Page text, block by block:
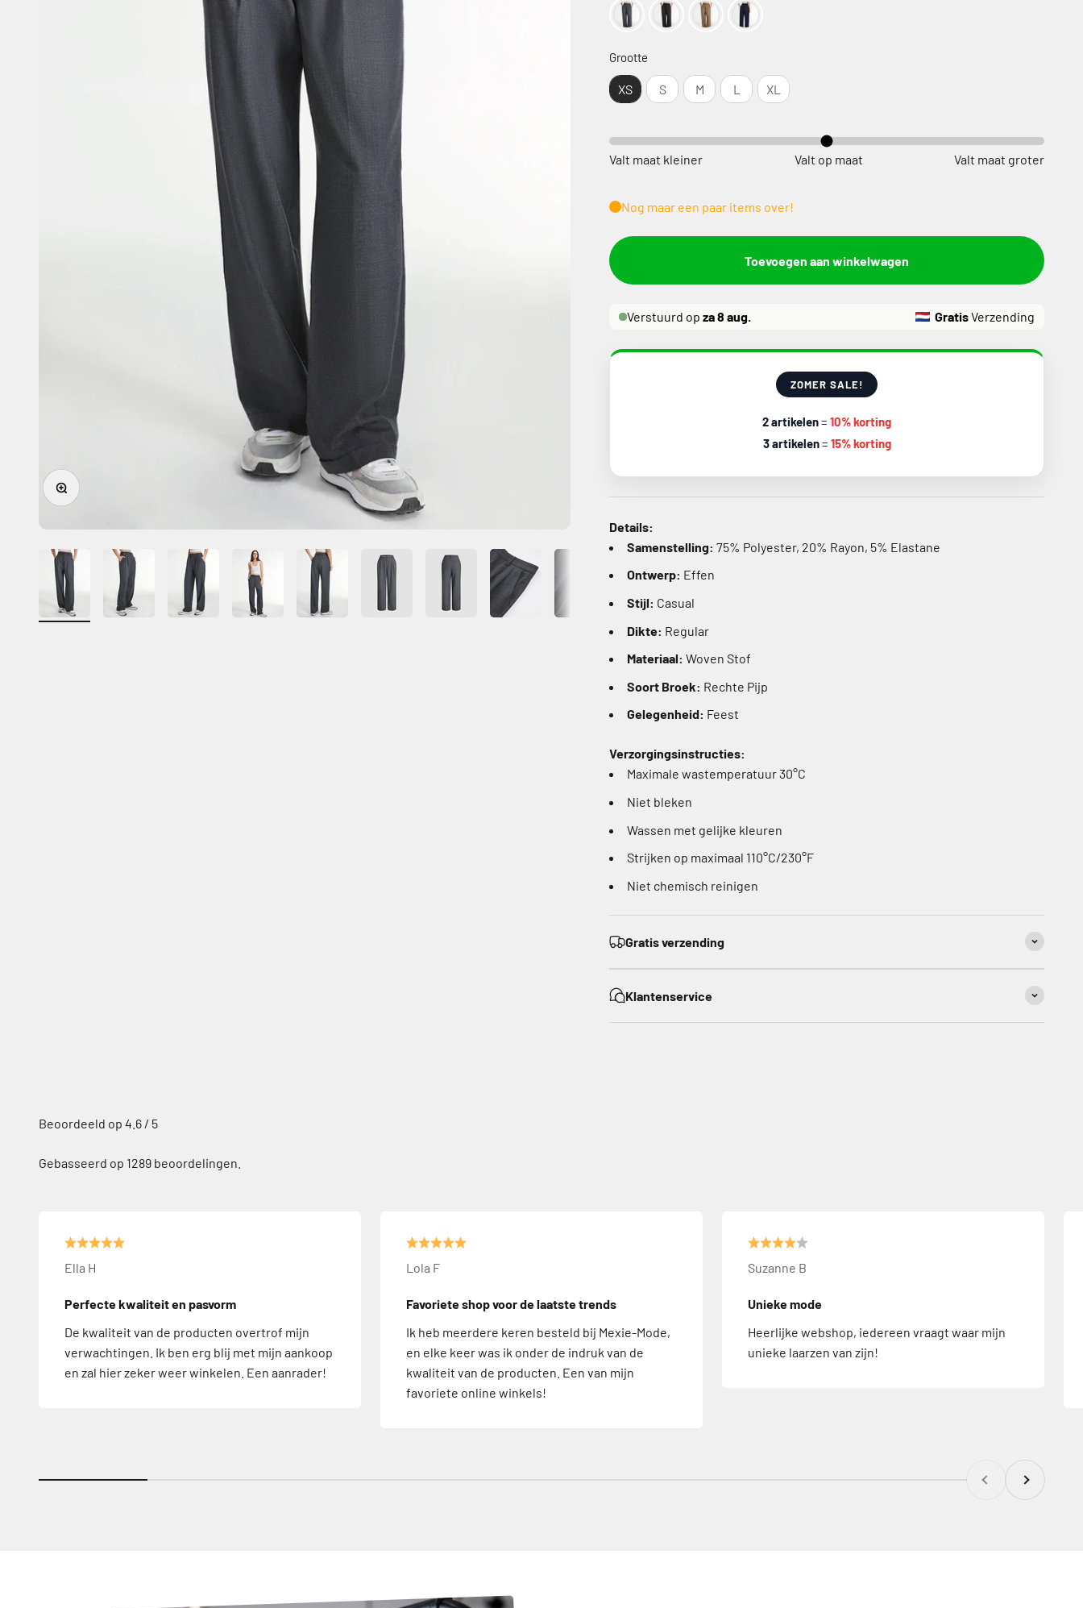
In-/uitzoomen
Grootte
XS S M L XL
Valt maat kleiner Valt op maat Valt maat groter
Nog maar een paar items over!
Toevoegen aan winkelwagen
Verstuurd op za 8 aug. GratisVerzending
ZOMER SALE!
2 artikelen= 10% korting
3 artikelen= 15% korting
Details:
Samenstelling: 75% Polyester, 20% Rayon, 5% Elastane
Ontwerp: Effen
Stijl: Casual
Dikte: Regular
Materiaal: Woven Stof
Soort Broek: Rechte Pijp
Gelegenheid: Feest
Verzorgingsinstructies:
Maximale wastemperatuur 30°C
Niet bleken
Wassen met gelijke kleuren
Strijken op maximaal 110°C/230°F
Niet chemisch reinigen
Gratis verzending
Klantenservice
Gebasseerd op 1289 beoordelingen.
Ella H
Perfecte kwaliteit en pasvorm
De kwaliteit van de producten overtrof mijn
verwachtingen. Ik ben erg blij met mijn aankoop
en zal hier zeker weer winkelen. Een aanrader!
Lola F
Favoriete shop voor de laatste trends
Ik heb meerdere keren besteld bij Mexie-Mode,
en elke keer was ik onder de indruk van de
kwaliteit van de producten. Een van mijn
favoriete online winkels!
Suzanne B
Unieke mode
Heerlijke webshop, iedereen vraagt waar mijn
unieke laarzen van zijn!
Volgende